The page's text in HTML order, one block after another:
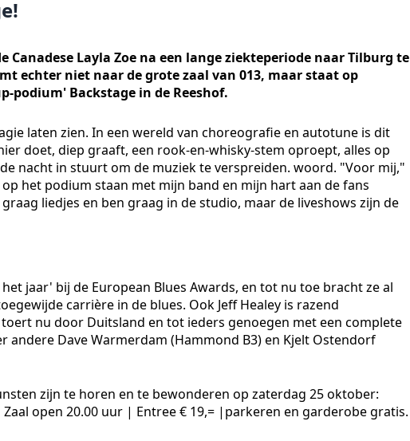
Layla Zoe na een lange ziekteperiode naar Tilburg te
echter niet naar de grote zaal van 013, maar staat op
podium' Backstage in de Reeshof.
laten zien. In een wereld van choreografie en autotune is dit
doet, diep graaft, een rook-en-whisky-stem oproept, alles op
nacht in stuurt om de muziek te verspreiden. woord. "Voor mij,"
het podium staan met mijn band en mijn hart aan de fans
liedjes en ben graag in de studio, maar de liveshows zijn de
jaar' bij de European Blues Awards, en tot nu toe bracht ze al
carrière in de blues. Ook Jeff Healey is razend
nu door Duitsland en tot ieders genoegen met een complete
andere Dave Warmerdam (Hammond B3) en Kjelt Ostendorf
zijn te horen en te bewonderen op zaterdag 25 oktober:
open 20.00 uur | Entree € 19,= |parkeren en garderobe gratis.